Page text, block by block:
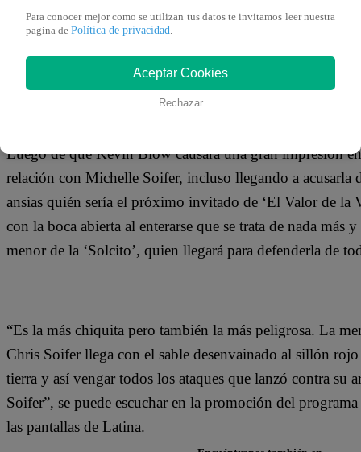
Redacción Latina
26 de septiembre 2019
Luego de que Kevin Blow causara una gran impresión
relación con Michelle Soifer, incluso llegando a acusarla
ansias quién sería el próximo invitado de ‘El Valor de la
con la boca abierta al enterarse que se trata de nada más
menor de la ‘Solcito’, quien llegará para defenderla de
“Es la más chiquita pero también la más peligrosa. La
Chris Soifer llega con el sable desenvainado al sillón
tierra y así vengar todos los ataques que lanzó contra su
Soifer”, se puede escuchar en la promoción del
las pantallas de Latina.
Para conocer mejor como se utilizan tus datos te invitamos leer nuestra
pagina de Política de privacidad
Aceptar Cookies
Rechazar